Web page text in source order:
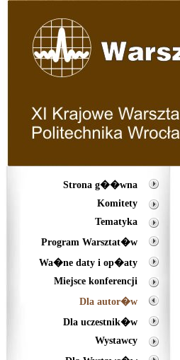
Strona g��wna
Komitety
Tematyka
Program Warsztat�w
Wa�ne daty i op�aty
Miejsce konferencji
Dla autor�w
Dla uczestnik�w
Wystawcy